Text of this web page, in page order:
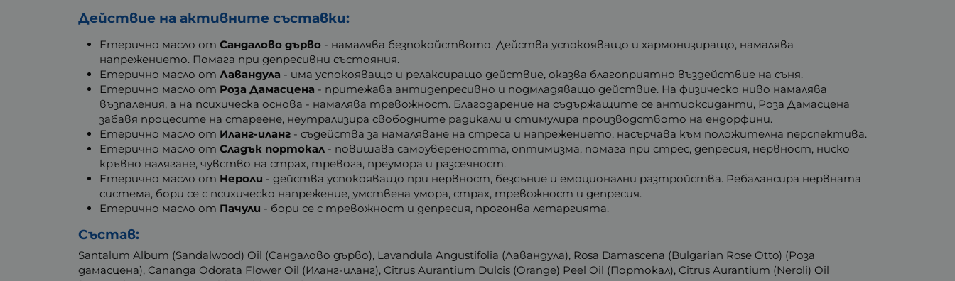
Действие на активните съставки:
Етерично масло отСандалово дърво - намалява безпокойството. Действа успокояващо и хармонизиращо, намалява
напрежението. Помага при депресивни състояния.
Етерично масло отЛавандула - има успокояващо и релаксиращо действие, оказва благоприятно въздействие на съня.
Етерично масло от Роза Дамасцена - притежава антидепресивно и подмладяващо действие. На физическо ниво намалява
възпаления, а на психическа основа - намалява тревожност. Благодарение на съдържащите се антиоксиданти, Роза Дамасцена
забавя процесите на стареене, неутрализира свободните радикали и стимулира производството на ендорфини.
Етерично масло от Иланг-иланг - съдейства за намаляване на стреса и напрежението, насърчава към положителна перспектива.
Етерично масло отСладък портокал - повишава самоувереността, оптимизма, помага при стрес, депресия, нервност, ниско
кръвно налягане, чувство на страх, тревога, преумора и разсеяност.
Етерично масло от Нероли - действа успокояващо при нервност, безсъние и емоционални разтройства. Ребалансира нервната
система, бори се с психическо напрежение, умствена умора, страх, тревожност и депресия.
Етерично масло от Пачули - бори се с тревожност и депресия, прогонва летаргията.
Състав:
Santalum Album (Sandalwood) Oil (Сандалово дърво), Lavandula Angustifolia (Лавандула), Rosa Damascena (Bulgarian Rose Otto) (Роза
дамасцена), Cananga Odorata Flower Oil (Иланг-иланг), Citrus Aurantium Dulcis (Orange) Peel Oil (Портокал), Citrus Aurantium (Neroli) Oil